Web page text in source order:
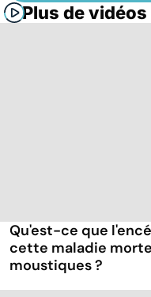
Plus de vidéos
Qu'est-ce que
cette maladie
moustiques ?